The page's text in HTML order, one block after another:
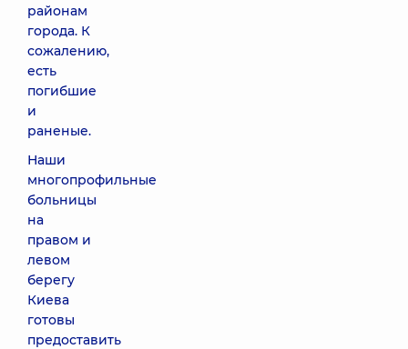
районам
города. К
сожалению,
есть
погибшие
и
раненые.
Наши
многопрофильные
больницы
на
правом и
левом
берегу
Киева
готовы
предоставить